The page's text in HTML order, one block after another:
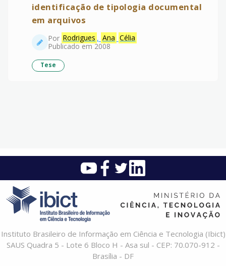
identificação de tipologia documental
em arquivos
Por Rodrigues , Ana Célia
Publicado em 2008
Tese
Instituto Brasileiro de Informação em Ciência e Tecnologia (Ibict)
SAUS Quadra 5 - Lote 6 Bloco H - Asa sul - CEP: 70.070-912 -
Brasília - DF